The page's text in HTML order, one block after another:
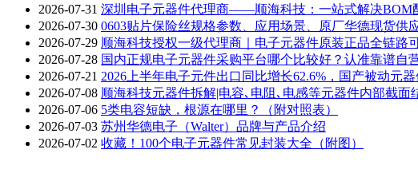
2026-07-31 深圳电子元器件代理商——顺海科技：一站式解决BOM
2026-07-30 0603贴片保险丝规格参数、应用场景、原厂华德现货供
2026-07-29 顺海科技授权一级代理商｜电子元器件原装正品全链路
2026-07-28 国内正规电子元器件采购平台哪个比较好？认准靠谱自
2026-07-21 2026上半年电子元件出口同比增长62.6%，国产被动元
2026-07-08 顺海科技元器件拆解|电容､电阻､电感等元器件内部截面
2026-07-06 5类电容短缺，根源在哪里？（附对照表）
2026-07-03 苏州华德电子（Walter）品牌与产品介绍
2026-07-02 收藏！100个电子元器件常见封装大全（附图）